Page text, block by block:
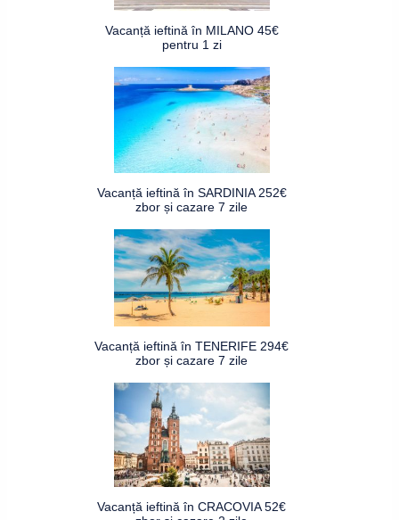
Vacanță ieftină în MILANO 45€
pentru 1 zi
Vacanță ieftină în SARDINIA 252€
zbor și cazare 7 zile
Vacanță ieftină în TENERIFE 294€
zbor și cazare 7 zile
Vacanță ieftină în CRACOVIA 52€